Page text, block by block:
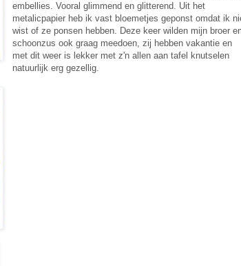
embellies. Vooral glimmend en glitterend. Uit het
metalicpapier heb ik vast bloemetjes geponst omdat ik
wist of ze ponsen hebben. Deze keer wilden mijn broer
schoonzus ook graag meedoen, zij hebben vakantie en
met dit weer is lekker met z'n allen aan tafel knutselen
natuurlijk erg gezellig.